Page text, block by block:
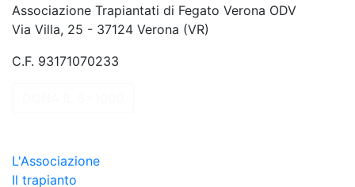
Associazione Trapiantati di Fegato Verona ODV
Via Villa, 25 - 37124 Verona (VR)
C.F. 93171070233
L'Associazione
Il trapianto